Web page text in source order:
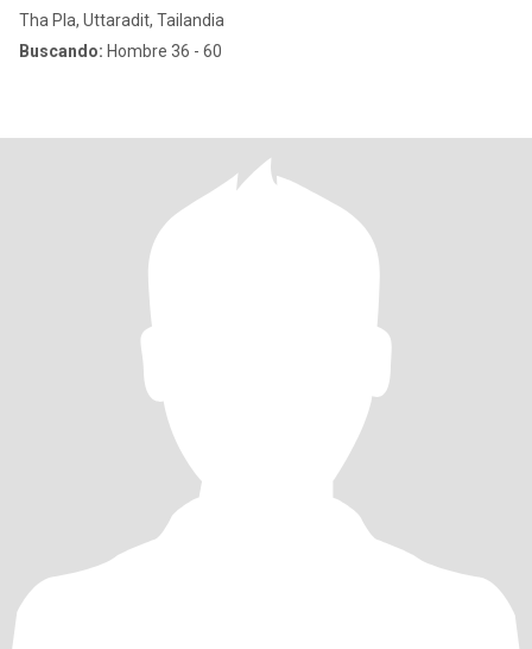
Tha Pla, Uttaradit, Tailandia
Buscando: Hombre 36 - 60